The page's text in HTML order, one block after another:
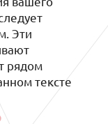
Эти
рядом
тексте